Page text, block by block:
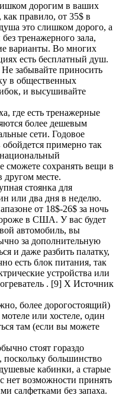
дорогим в ваших
правило, от 35$ в
это слишком дорого, а
тренажерного зала,
варианты. Во многих
есть бесплатный душ.
забывайте приносить
в общественных
и высушивайте
где есть тренажерные
более дешевым
сети. Годовое
примерно так
сможете сохранять вещи в
другом месте.
стоянка для
или два дня в неделю.
от 18$-26$ за ночь
в США. У вас будет
автомобиль, вы
за дополнительную
и даже разбить палатку,
есть блок питания, так
устройства или
. [9] X Источник
более дорогостоящий)
или хостеле, один
там (если вы можете
стоят гораздо
большинство
кабинки, а старые
нет возможности принять
салфетками без запаха.